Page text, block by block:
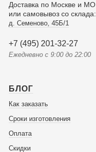
Доставка по Москве и МО
или самовывоз со склада:
д. Семеново, 45Б/1
+7 (495) 201-32-27
Ежедневно с 9:00 до 22:00
БЛОГ
Как заказать
Сроки изготовления
Оплата
Скидки